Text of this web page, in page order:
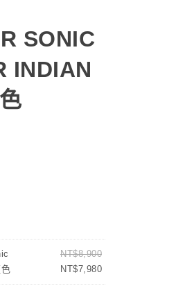
SONIC
INDIAN
NT$8,900
NT$7,980